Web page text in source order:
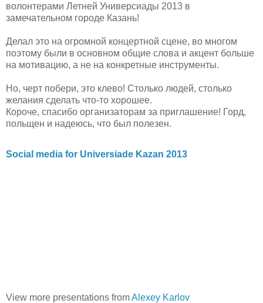
волонтерами Летней Универсиады 2013 в
замечательном городе Казань!
Делал это на огромной концертной сцене, во многом
поэтому были в основном общие слова и акцент больше
на мотивацию, а не на конкретные инструменты.
Но, черт побери, это клево! Столько людей, столько
желания сделать что-то хорошее.
Короче, спасибо организаторам за приглашение! Горд,
польщен и надеюсь, что был полезен.
Social media for Universiade Kazan 2013
View more presentations fromAlexey Karlov